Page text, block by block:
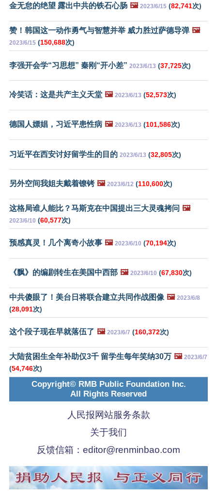
金无怠的绝望 露出中共的铁石心肠 🖼️ 2023/6/15 (82,741次)
赞！韩国这一动作勇气与智慧并举 威力胜过萨德导弹 🖼️
2023/6/15 (150,688次)
李强开会学“习思想” 秦刚“开小差” 2023/6/13 (37,725次)
冷笑话：这是共产主义天堂 🖼️ 2023/6/13 (52,573次)
德国人嫖娼，习近平患性病 🖼️ 2023/6/13 (101,586次)
习近平在西安讨好留学生的目的 2023/6/13 (32,805次)
另外空间我姐夫戴着镣铐 🖼️ 2023/6/12 (110,600次)
这格局谁人能比？马斯克在中国提出三大灵魂拷问 🖼️
2023/6/10 (60,577次)
预感真灵！几个离奇小故事 🖼️ 2023/6/10 (70,194次)
《飘》的编剧转生在美国中西部 🖼️ 2023/6/10 (67,830次)
中共傻眼了！美台日将联合建立共同作战图像 🖼️ 2023/6/8
(28,091次)
这个段子现在早就落伍了 🖼️ 2023/6/7 (160,372次)
大陆贫困生全年补助仅3千 留学生每年笑纳30万 🖼️ 2023/6/7
(54,746次)
Copyright© RMB Public Foundation Inc.
All Rights Reserved
人民报网站服务条款
关于我们
反馈信箱： editor@renminbao.com